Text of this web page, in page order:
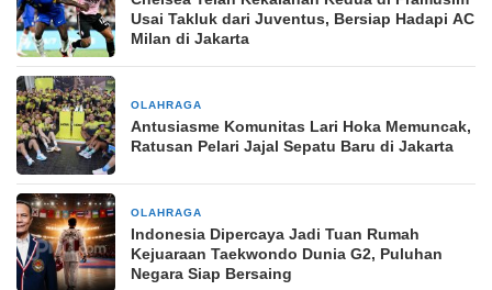
Usai Takluk dari Juventus, Bersiap Hadapi AC
Milan di Jakarta
OLAHRAGA
Antusiasme Komunitas Lari Hoka Memuncak,
Ratusan Pelari Jajal Sepatu Baru di Jakarta
OLAHRAGA
Indonesia Dipercaya Jadi Tuan Rumah
Kejuaraan Taekwondo Dunia G2, Puluhan
Negara Siap Bersaing